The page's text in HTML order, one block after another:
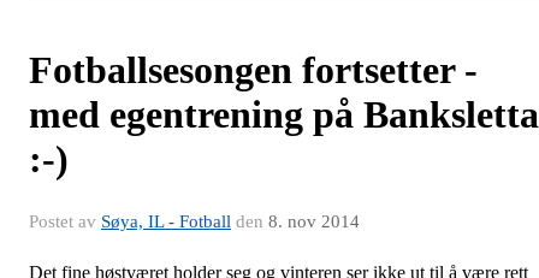
Fotballsesongen fortsetter -
med egentrening på Banksletta
:-)
Postet av Søya, IL - Fotball den 8. nov 2014
Det fine høstværet holder seg og vinteren ser ikke ut til å være rett